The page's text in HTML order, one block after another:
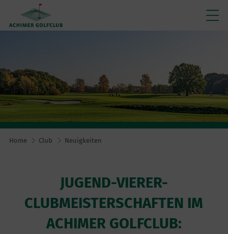
Home Club Neuigkeiten
JUGEND-VIERER-
CLUBMEISTERSCHAFTEN IM
ACHIMER GOLFCLUB: